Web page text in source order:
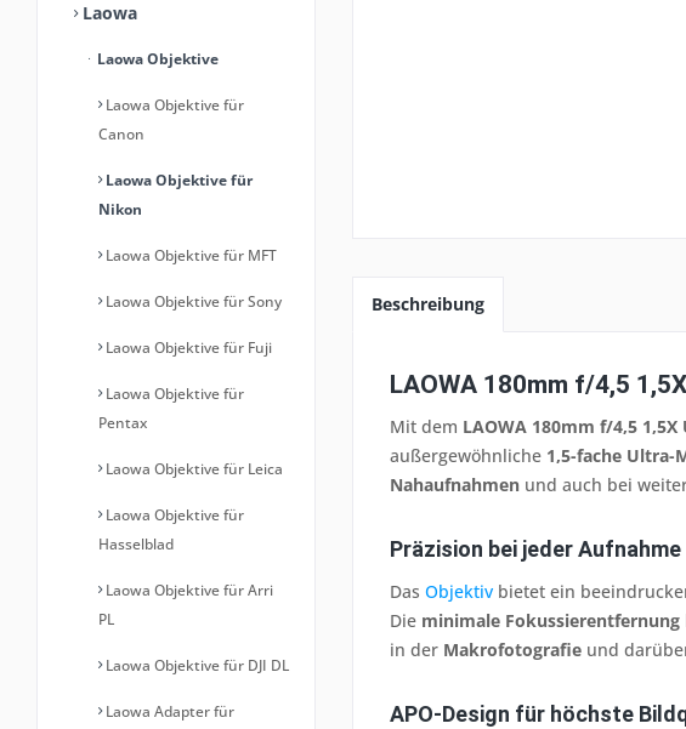
Laowa
Laowa Objektive
Laowa Objektive für
Canon
Laowa Objektive für
Nikon
Laowa Objektive für MFT
Laowa Objektive für Sony
Laowa Objektive für Fuji
Laowa Objektive für
Pentax
Laowa Objektive für Leica
Laowa Objektive für
Hasselblad
Laowa Objektive für Arri
PL
Laowa Objektive für DJI DL
Laowa Adapter für
Beschreibung
LAOWA 180mm f/4,5
Mit dem LAOWA 180mm f/4,5
außergewöhnliche 1,5-fache Ultra-
Nahaufnahmen und auch bei
Präzision bei jeder Aufnahme
Das Objektiv bietet ein
Die minimale Fokussierentfernung
in der Makrofotografie und
APO-Design für höchste